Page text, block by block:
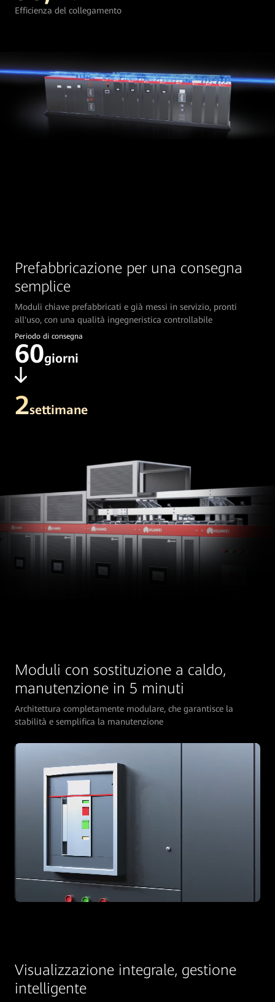
Efficienza del collegamento
Prefabbricazione per una consegna
semplice
Moduli chiave prefabbricati e già messi in servizio, pronti
all'uso, con una qualità ingegneristica controllabile
Periodo di consegna
60giorni
2settimane
Moduli con sostituzione a caldo,
manutenzione in 5 minuti
Architettura completamente modulare, che garantisce la
stabilità e semplifica la manutenzione
Visualizzazione integrale, gestione
intelligente